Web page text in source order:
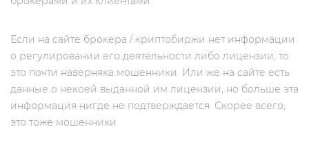
Если на сайте брокера / криптобиржи нет информации
о регулировании его деятельности либо лицензии, то
это почти наверняка мошенники. Или же на сайте есть
данные о некоей выданной им лицензии, но больше эта
информация нигде не подтверждается. Скорее всего,
это тоже мошенники.